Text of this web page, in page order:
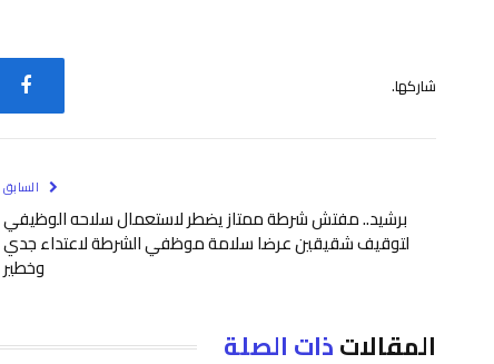
شاركها.
السابق
برشيد.. مفتش شرطة ممتاز يضطر لاستعمال سلاحه الوظيفي
لتوقيف شقيقين عرضا سلامة موظفي الشرطة لاعتداء جدي
وخطير
المقالاتذات الصلة